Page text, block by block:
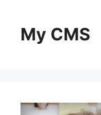
contentMy CMS